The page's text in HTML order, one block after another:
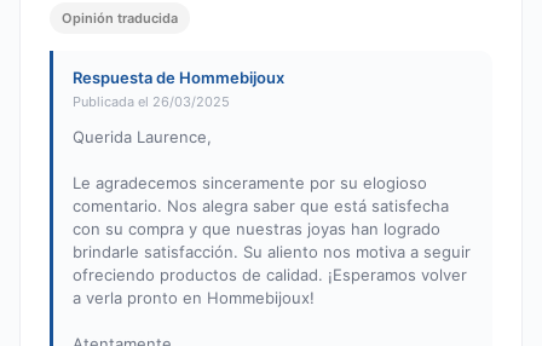
Opinión traducida
Respuesta de Hommebijoux
Publicada el 26/03/2025
Querida Laurence,
Le agradecemos sinceramente por su elogioso
comentario. Nos alegra saber que está satisfecha
con su compra y que nuestras joyas han logrado
brindarle satisfacción. Su aliento nos motiva a seguir
ofreciendo productos de calidad. ¡Esperamos volver
a verla pronto en Hommebijoux!